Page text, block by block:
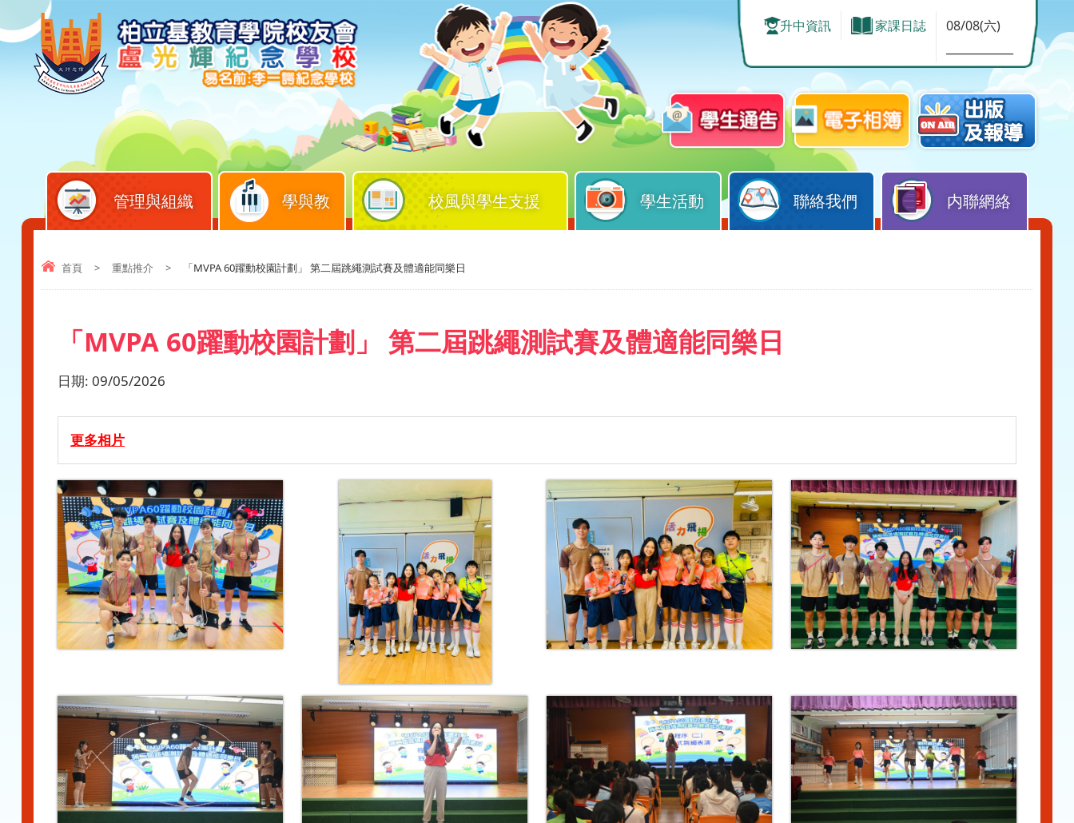
升中資訊 家課日誌
08/08(六)
管理與組織 學與教 校風與學生支援 學生活動 聯絡我們 内聯網絡
首頁 > 重點推介 > 「MVPA 60躍動校園計劃」 第二屆跳繩測試賽及體適能同樂日
「MVPA 60躍動校園計劃」 第二屆跳繩測試賽及體適能同樂日
日期: 09/05/2026
更多相片